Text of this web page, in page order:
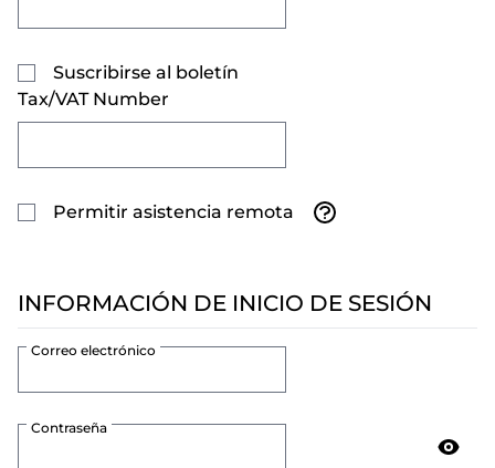
Suscribirse al boletín
Tax/VAT Number
Permitir asistencia remota
INFORMACIÓN DE INICIO DE SESIÓN
Correo electrónico
Contraseña